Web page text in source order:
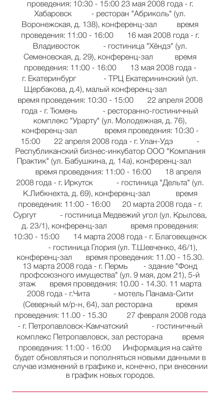
проведения: 10:30 - 15:00 23 мая 2008 года - г.
Хабаровск - ресторан "Абриколь" (ул.
Воронежская, д. 138), конференц-зал время
проведения: 11:00 - 16:00 16 мая 2008 года - г.
Владивосток - гостиница "Хёндэ" (ул.
Семеновская, д. 29), конференц-зал время
проведения: 11:00 - 16:00 13 мая 2008 года -
г. Екатеринбург - ТРЦ Екатерининский (ул.
Щербакова, д.4), малый конференц-зал
время проведения: 10:30 - 15:00 22 апреля 2008
года - г. Тюмень - ресторанно-гостиничный
комплекс "Урарту" (ул. Молодежная, д. 76),
конференц-зал время проведения: 10:30 -
15:00 22 апреля 2008 года - г. Улан-Удэ -
Республиканский бизнес-инкубатор ООО "Компания
Практик" (ул. Бабушкина, д. 14а), конференц-зал
время проведения: 11:00 - 16:00 18 апреля
2008 года - г. Иркутск - гостиница "Дельта" (ул.
К.Либкнехта, д. 69), конференц-зал время
проведения: 11:00 - 16:00 20 марта 2008 года - г.
Сургут - гостиница Медвежий угол (ул. Крылова,
д. 23/1), конференц-зал время проведения:
10:30 - 15:00 14 марта 2008 года - г. Благовещенск
- гостиница Глория (ул. Т.Шевченко, 46/1),
конференц-зал время проведения: 11.00 - 15.30.
13 марта 2008 года - г. Пермь - здание "Фонд
профсоюзного имущества" (ул. 9 мая, дом 21), 5-й
этаж время проведения: 10.00 - 14.30. 11 марта
2008 года - г.Чита - мотель Панама-Сити
(Северный м/р-н, 64), зал ресторана время
проведения: 11.00 - 15.30 27 февраля 2008 года
- г. Петропавловск-Камчатский - гостиничный
комплекс Петропавловск, зал ресторана время
проведения: 11:00 - 16:00 Информация на сайте
будет обновляться и пополняться новыми данными в
случае изменений в графике и, конечно, при внесении
в график новых городов.